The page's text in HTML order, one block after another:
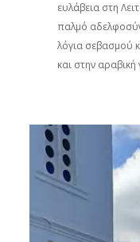
ευλάβεια στη
παλμό
λόγια σεβασμού
και στην